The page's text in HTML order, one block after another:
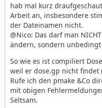
hab mal kurz
Arbeit an, insbesondere
der Dateinamen nicht.
@Nico: Das darf man
ändern, sondern unbedingt
So wie es ist compiliert
weil er dose.gp nicht findet
Rufe ich den pmake &Co
mit obigen
Seltsam.